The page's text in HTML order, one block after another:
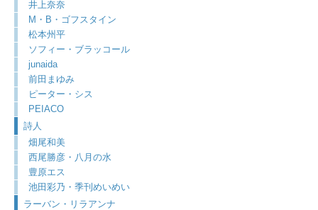
井上奈奈
M・B・ゴフスタイン
松本州平
ソフィー・ブラッコール
junaida
前田まゆみ
ピーター・シス
PEIACO
詩人
畑尾和美
西尾勝彦・八月の水
豊原エス
池田彩乃・季刊めいめい
ラーバン・リラアンナ